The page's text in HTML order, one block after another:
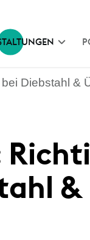
Diebstahl &
&